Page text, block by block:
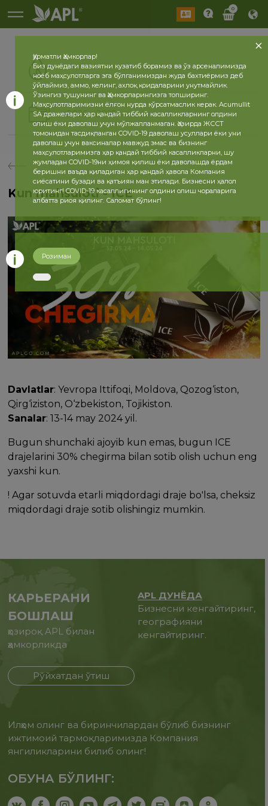
0
2026 2025
Kun mahsuloti - ICE
Davlatlar: Yevropa Ittifoqi, Moldova, Qozog‘iston,
Qirg‘iziston, O‘zbekiston, Tojikiston.
Sanalar: 13-14 may 2024 yil.
Bugun shunchaki ajoyib kun emas, bugun ICE
drajelarini 30% chegirma bilan sotib olish uchun eng
yaxshi kun.
! Agar sotuvda etarli miqdordagi draje bo'lsa, cheksiz
miqdordagi draje sotib olishingiz mumkin.
КАРЬЕРАНИ
БОШЛАШ
ҳозироқ APL билан
ҳамкорликда
Рўйхатдан ўтиш
APL ДУНЁДА
Бизнесни кенгайтиринг,
географияни
кенгайтиринг.
Илҳом олинг ва биринчилардан бўлиб бизнинг
ижтимоий тармоқларимизда Компания
янгиликларини билиб олинг!
ОБУНА БЎЛИНГ:
Ҳурматли Ҳамкорлар!
Биз дунёдаги вазиятни кузатиб борамиз ва ўз арсеналимизда
ноёб маҳсулотларга эга бўлганимиздан жуда бахтиёрмиз деб
ўйлаймиз, аммо, келинг, ахлоқ қоидаларини унутмайлик.
Ўзингиз тушунинг ва Ҳамкорларингизга топширинг.
Маҳсулотларимизни ёлғон нурда кўрсатмаслик керак. Acumullit
SA дражелари ҳар қандай тиббий касалликларнинг олдини
олиш ёки даволаш учун мўлжалланмаган. Ҳозирда ЖССТ
томонидан тасдиқланган COVID-19 даволаш усуллари ёки уни
даволаш учун ваксиналар мавжуд эмас ва бизнинг
маҳсулотларимизга ҳар қандай тиббий касалликларни, шу
жумладан COVID-19ни ҳимоя қилиш ёки даволашда ёрдам
беришни ваъда қиладиган ҳар қандай ҳавола Компания
сиёсатини бузади ва қатъиян ман этилади. Бизнесни ҳалол
юритинг! COVID-19 касаллигининг олдини олиш чораларига
албатта риоя қилинг. Саломат бўлинг!
Розиман